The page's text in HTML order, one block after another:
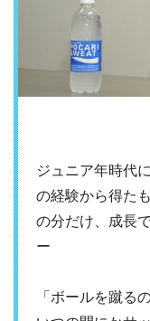
ジュニア年時代
の経験から得た
の分だけ、成長
ー
「ボールを蹴る